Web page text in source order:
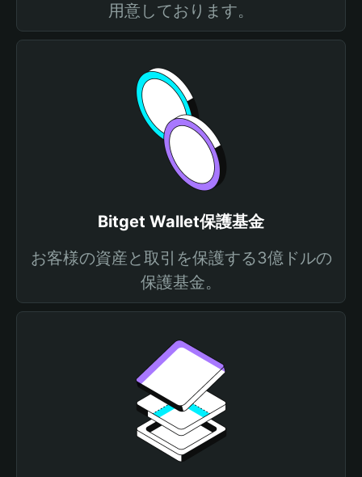
用意しております。
Bitget Wallet保護基金
お客様の資産と取引を保護する3億ドルの
保護基金。